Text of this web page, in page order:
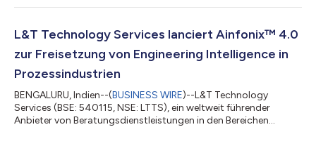
dieser Art, der gleichzeitig an neun Standorten in Indien, den
Hackathon brachte nahezu 4.000 Ingenieure (mehr als 770
Teams) aus Bengaluru,...
L&T Technology Services lanciert Ainfonix™ 4.0
zur Freisetzung von Engineering Intelligence in
Prozessindustrien
BENGALURU, Indien--(BUSINESS WIRE)--L&T Technology
Services (BSE: 540115, NSE: LTTS), ein weltweit führender
Anbieter von Beratungsdienstleistungen in den Bereichen